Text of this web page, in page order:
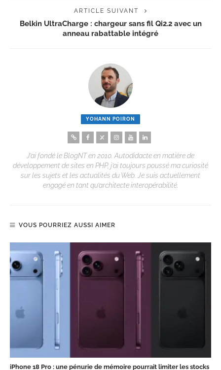
ARTICLE SUIVANT
Belkin UltraCharge : chargeur sans fil Qi2.2 avec un
anneau rabattable intégré
YOHANN POIRON
J’ai fondé le BlogNT en 2010. Autodidacte en matière de
développement de sites en PHP, j’ai toujours poussé ma curiosité
sur les sujets et les actualités du Web. Je suis actuellement
engagé en tant qu’architecte interopérabilité.
VOUS POURRIEZ AUSSI AIMER
iPhone 18 Pro : une pénurie de mémoire pourrait limiter les stocks